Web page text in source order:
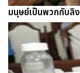
มนุษย์เป็นพวกกับลิ